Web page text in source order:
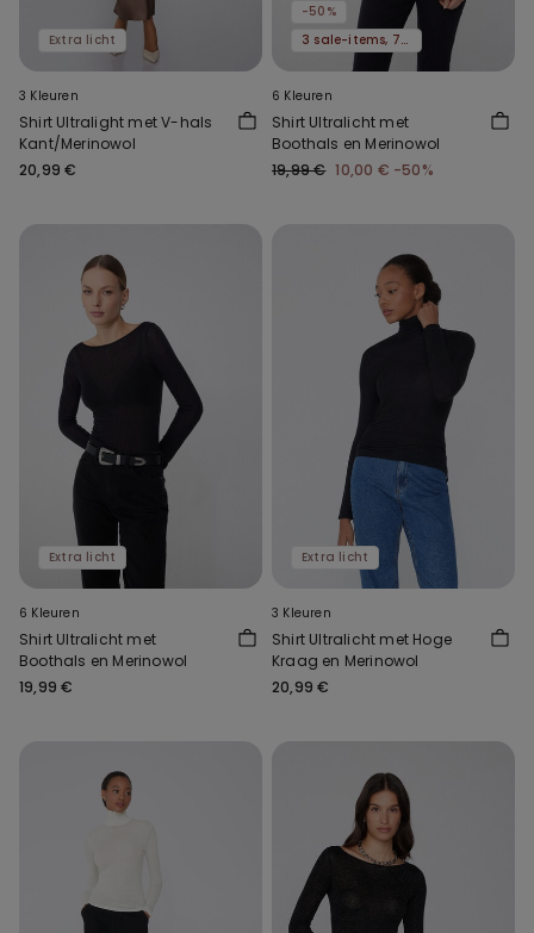
Extra licht
3 Kleuren
Shirt Ultralight met V-hals
Kant/Merinowol
20,99 €
-50%
3 sale-items, 70% korting
6 Kleuren
Shirt Ultralicht met
Boothals en Merinowol
19,99 € 10,00 € -50%
Extra licht
6 Kleuren
Shirt Ultralicht met
Boothals en Merinowol
19,99 €
Extra licht
3 Kleuren
Shirt Ultralicht met Hoge
Kraag en Merinowol
20,99 €